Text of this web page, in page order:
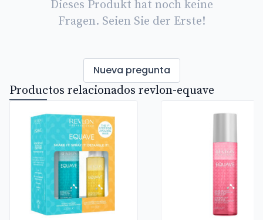
Dieses Produkt hat noch keine
Fragen. Seien Sie der Erste!
Nueva pregunta
Productos relacionados revlon-equave